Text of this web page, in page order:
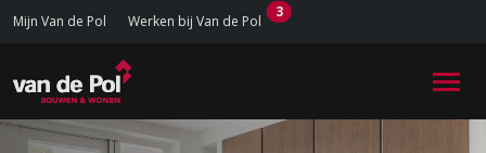
Mijn Van de Pol Werken bij Van de Pol
3